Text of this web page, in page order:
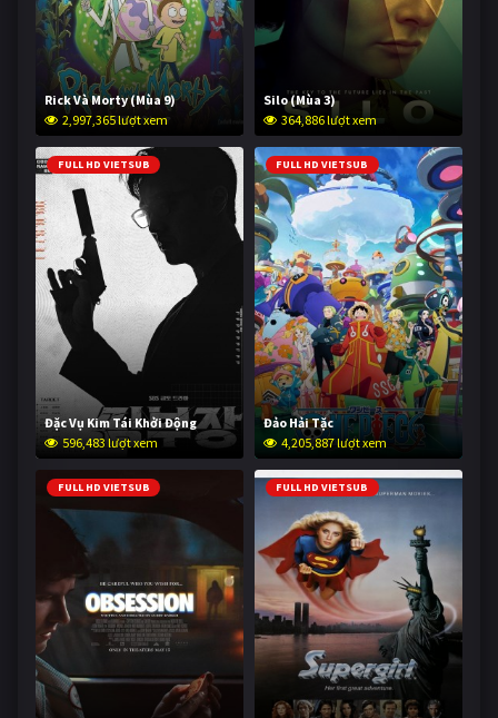
Rick Và Morty (Mùa 9)
2,997,365 lượt xem
Silo (Mùa 3)
364,886 lượt xem
FULL HD VIETSUB
Đặc Vụ Kim Tái Khởi Động
596,483 lượt xem
FULL HD VIETSUB
Đảo Hải Tặc
4,205,887 lượt xem
FULL HD VIETSUB FULL HD VIETSUB